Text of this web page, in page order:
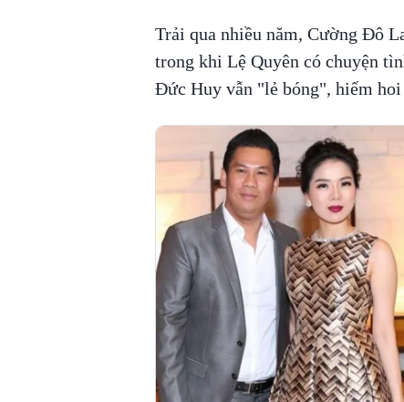
Trải qua nhiều năm, Cường Đô
trong khi Lệ Quyên có chuyện
Đức Huy vẫn "lẻ bóng", hiếm hoi